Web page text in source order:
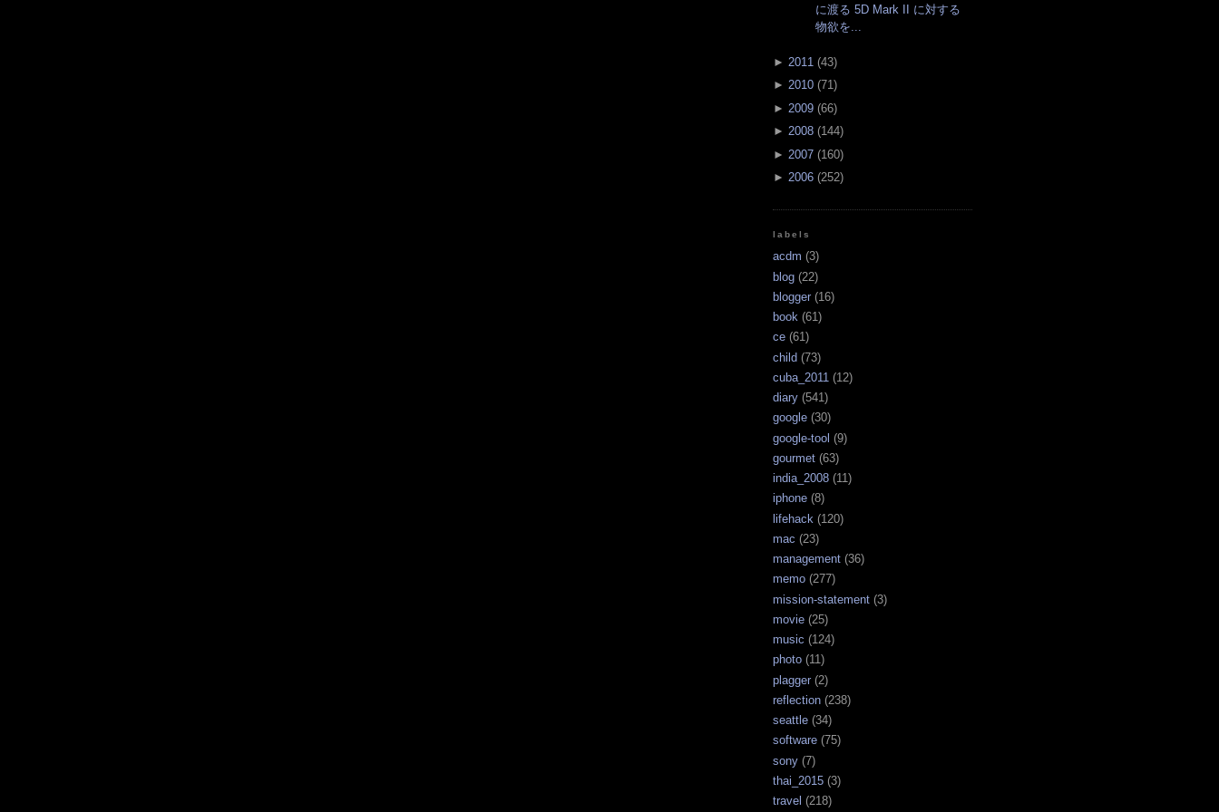
に渡る 5D Mark II に対する
物欲を...
► 2011 (43)
► 2010 (71)
► 2009 (66)
► 2008 (144)
► 2007 (160)
► 2006 (252)
labels
acdm (3)
blog (22)
blogger (16)
book (61)
ce (61)
child (73)
cuba_2011 (12)
diary (541)
google (30)
google-tool (9)
gourmet (63)
india_2008 (11)
iphone (8)
lifehack (120)
mac (23)
management (36)
memo (277)
mission-statement (3)
movie (25)
music (124)
photo (11)
plagger (2)
reflection (238)
seattle (34)
software (75)
sony (7)
thai_2015 (3)
travel (218)